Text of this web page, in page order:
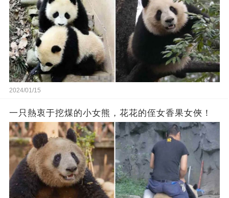
2024/01/15
一只熱衷于挖煤的小女熊，花花的侄女香果女俠！